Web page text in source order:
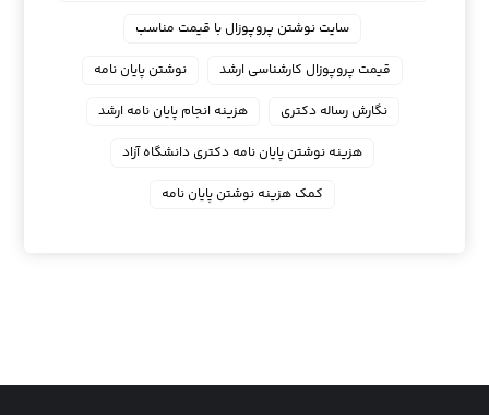
سایت نوشتن پروپوزال با قیمت مناسب
قیمت پروپوزال کارشناسی ارشد
نوشتن پایان نامه
نگارش رساله دکتری
هزینه انجام پایان نامه ارشد
هزینه نوشتن پایان نامه دکتری دانشگاه آزاد
کمک هزینه نوشتن پایان نامه